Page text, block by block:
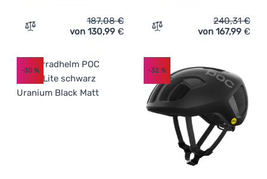
Zum Vergleich 'Fahrradhelm POC Cularis Pure'
187,08€
von 130,99 € Zum Vergleich
240,31€
von 167,99 €
-30 % -32%